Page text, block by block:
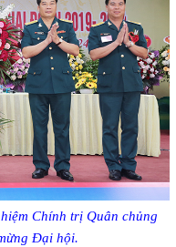
Chính trị Quân chủng
Đại hội.